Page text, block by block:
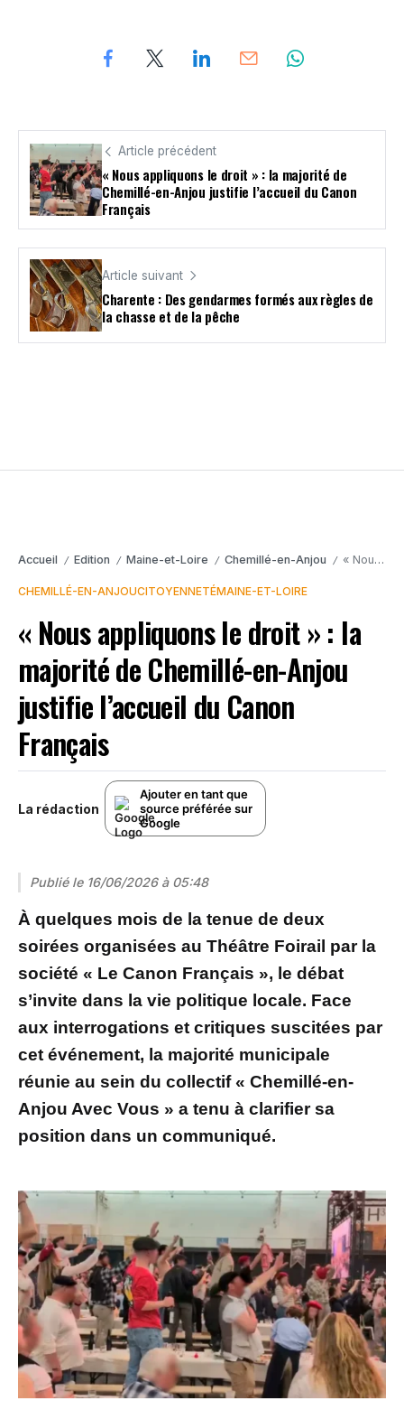
Article précédent
« Nous appliquons le droit » : la majorité de
Chemillé-en-Anjou justifie l’accueil du Canon
Français
Article suivant
Charente : Des gendarmes formés aux règles de
la chasse et de la pêche
Accueil / Edition / Maine-et-Loire / Chemillé-en-Anjou / « Nous appliquons le droit » : la majorité de Chemillé-en-Anjou justifie l’accueil du Canon Français
CHEMILLÉ-EN-ANJOUCITOYENNETÉMAINE-ET-LOIRE
« Nous appliquons le droit » : la
majorité de Chemillé-en-Anjou
justifie l’accueil du Canon
Français
La rédaction
Ajouter en tant que
source préférée sur
Google
Publié le 16/06/2026 à 05:48
À quelques mois de la tenue de deux
soirées organisées au Théâtre Foirail par la
société « Le Canon Français », le débat
s’invite dans la vie politique locale. Face
aux interrogations et critiques suscitées par
cet événement, la majorité municipale
réunie au sein du collectif « Chemillé-en-
Anjou Avec Vous » a tenu à clarifier sa
position dans un communiqué.